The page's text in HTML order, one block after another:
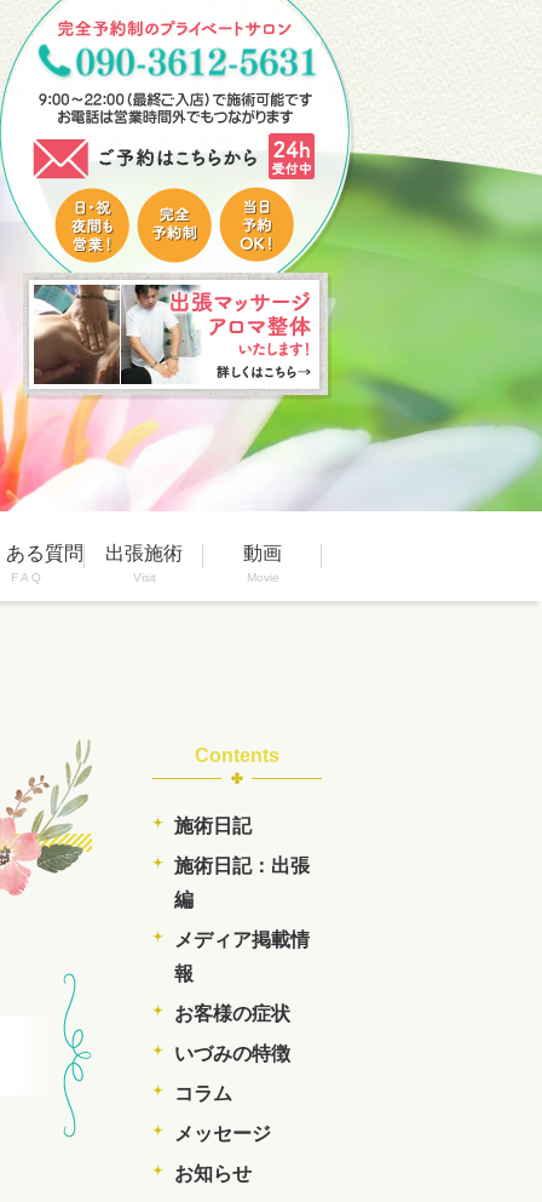
ある質問
F A Q
出張施術
Visit
動画
Movie
Contents
施術日記
施術日記：出張
編
メディア掲載情
報
お客様の症状
いづみの特徴
コラム
メッセージ
お知らせ